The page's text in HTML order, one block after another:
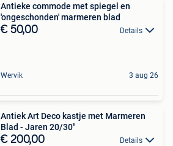
Antieke commode met spiegel en
'ongeschonden' marmeren blad
€ 50,00 Details
Wervik 3 aug 26
Antiek Art Deco kastje met Marmeren
Blad - Jaren 20/30"
€ 200,00 Details